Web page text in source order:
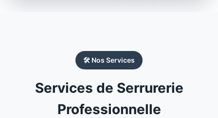
🛠️ Nos Services
Services de Serrurerie
Professionnelle